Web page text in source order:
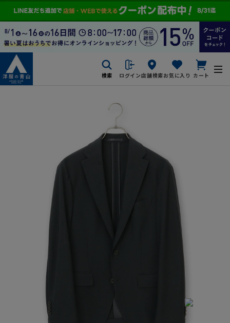
検索 ログイン店舗検索お気に入り カート